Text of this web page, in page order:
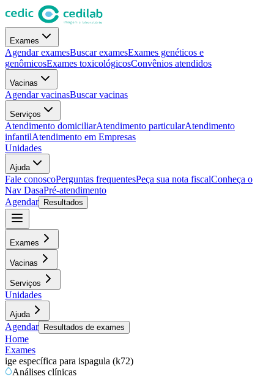
Exames
Agendar examesBuscar examesExames genéticos e
genômicosExames toxicológicosConvênios atendidos
Vacinas
Agendar vacinasBuscar vacinas
Serviços
Atendimento domiciliarAtendimento particularAtendimento
infantilAtendimento em Empresas
Unidades
Ajuda
Fale conoscoPerguntas frequentesPeça sua nota fiscalConheça o
Nav DasaPré-atendimento
Agendar
Resultados
Exames
Vacinas
Serviços
Unidades
Ajuda
Agendar Resultados de exames
Home
Exames
ige específica para ispagula (k72)
Análises clínicas